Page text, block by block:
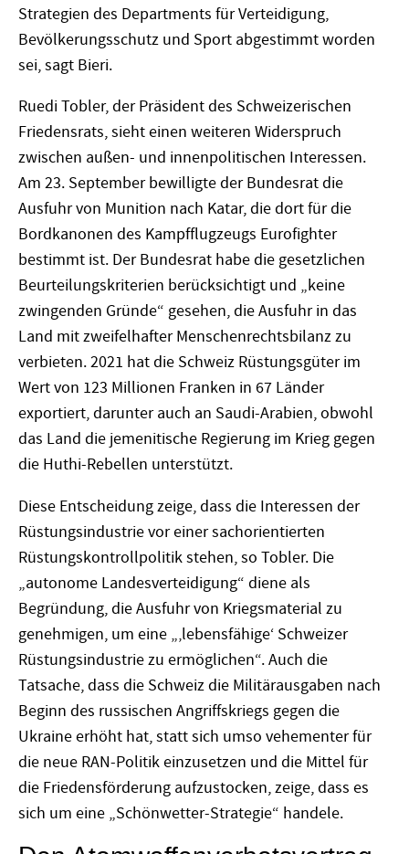
Strategien des Departments für Verteidigung,
Bevölkerungsschutz und Sport abgestimmt worden
sei, sagt Bieri.
Ruedi Tobler, der Präsident des Schweizerischen
Friedensrats, sieht einen weiteren Widerspruch
zwischen außen- und innenpolitischen Interessen.
Am 23. September bewilligte der Bundesrat die
Ausfuhr von Munition nach Katar, die dort für die
Bordkanonen des Kampfflugzeugs Eurofighter
bestimmt ist. Der Bundesrat habe die gesetzlichen
Beurteilungskriterien berücksichtigt und „keine
zwingenden Gründe“ gesehen, die Ausfuhr in das
Land mit zweifelhafter Menschenrechtsbilanz zu
verbieten. 2021 hat die Schweiz Rüstungsgüter im
Wert von 123 Millionen Franken in 67 Länder
exportiert, darunter auch an Saudi-Arabien, obwohl
das Land die jemenitische Regierung im Krieg gegen
die Huthi-Rebellen unterstützt.
Diese Entscheidung zeige, dass die Interessen der
Rüstungsindustrie vor einer sachorientierten
Rüstungskontrollpolitik stehen, so Tobler. Die
„autonome Landesverteidigung“ diene als
Begründung, die Ausfuhr von Kriegsmaterial zu
genehmigen, um eine „‚lebensfähige‘ Schweizer
Rüstungsindustrie zu ermöglichen“. Auch die
Tatsache, dass die Schweiz die Militärausgaben nach
Beginn des russischen Angriffskriegs gegen die
Ukraine erhöht hat, statt sich umso vehementer für
die neue RAN-Politik einzusetzen und die Mittel für
die Friedensförderung aufzustocken, zeige, dass es
sich um eine „Schönwetter-Strategie“ handele.